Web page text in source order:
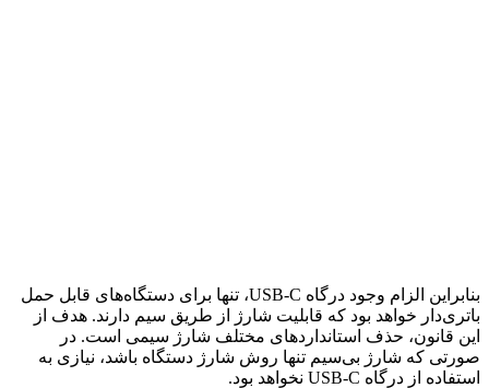
بنابراین الزام وجود درگاه USB-C، تنها برای دستگاه‌های قابل حمل
باتری‌دار خواهد بود که قابلیت شارژ از طریق سیم دارند. هدف از
این قانون، حذف استانداردهای مختلف شارژ سیمی است. در
صورتی که شارژ بی‌سیم تنها روش شارژ دستگاه باشد، نیازی به
استفاده از درگاه USB-C نخواهد بود.